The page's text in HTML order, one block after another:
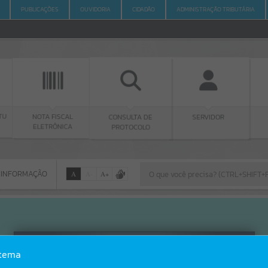
PUBLICAÇÕES OUVIDORIA CIDADÃO ADMINISTRAÇÃO TRIBUTÁRIA
CONSULTA DE
PROTOCOLO
SERVIDOR PORTARIAS
A A+
Erro